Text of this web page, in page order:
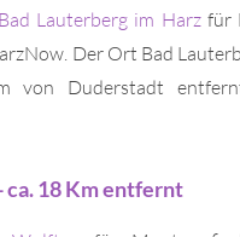
Lauterberg im Harzfür
Der Ort Bad
von Duderstadt
18 Km entfernt